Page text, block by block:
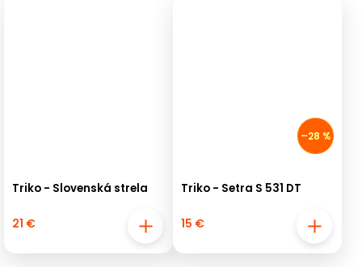
Triko - Slovenská strela
21 €
–28 %
Triko - Setra S 531 DT
15 €